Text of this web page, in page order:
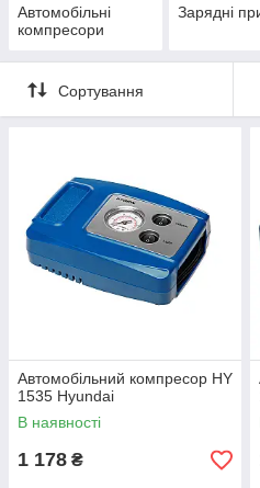
Автомобільні
компресори
Зарядні
Сортування
Автомобільний компресор HY
1535 Hyundai
В наявності
1 178 ₴